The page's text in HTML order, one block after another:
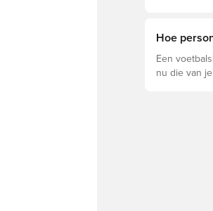
Hoe
Een
nu die van